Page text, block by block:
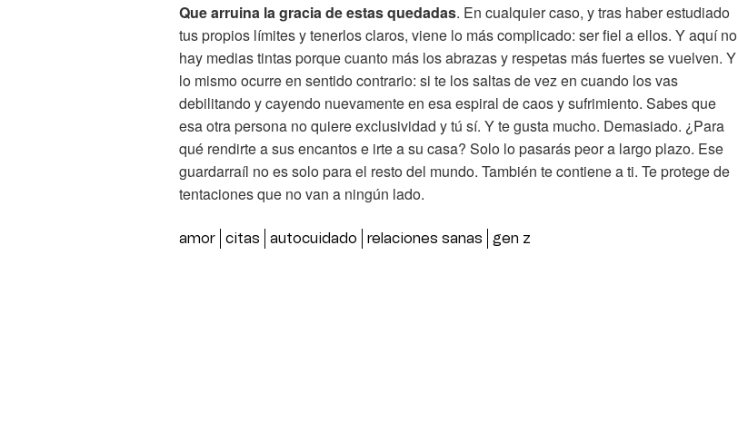
Que arruina la gracia de estas quedadas. En cualquier caso, y tras haber estudiado
tus propios límites y tenerlos claros, viene lo más complicado: ser fiel a ellos. Y aquí no
hay medias tintas porque cuanto más los abrazas y respetas más fuertes se vuelven. Y
lo mismo ocurre en sentido contrario: si te los saltas de vez en cuando los vas
debilitando y cayendo nuevamente en esa espiral de caos y sufrimiento. Sabes que
esa otra persona no quiere exclusividad y tú sí. Y te gusta mucho. Demasiado. ¿Para
qué rendirte a sus encantos e irte a su casa? Solo lo pasarás peor a largo plazo. Ese
guardarraíl no es solo para el resto del mundo. También te contiene a ti. Te protege de
tentaciones que no van a ningún lado.
amor citas autocuidado relaciones sanas gen z